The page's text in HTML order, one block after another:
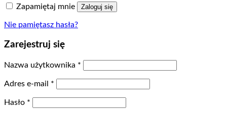
Zapamiętaj mnie Zaloguj się
Nie pamiętasz hasła?
Zarejestruj się
Nazwa użytkownika *
Adres e-mail *
Hasło *